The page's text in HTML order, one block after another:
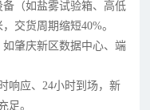
（如盐雾试验箱、高低
交货周期缩短40%。
肇庆新区数据中心、端
响应、24小时到场，新
足。